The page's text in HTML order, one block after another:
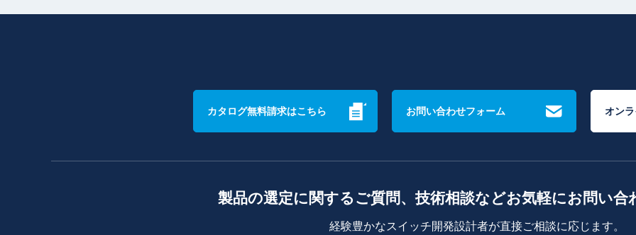
カタログ無料請求はこちら お問い合わせフォーム オン
製品の選定に関するご質問、技術相談などお気軽にお問い合
経験豊かなスイッチ開発設計者が直接ご相談に応じます。